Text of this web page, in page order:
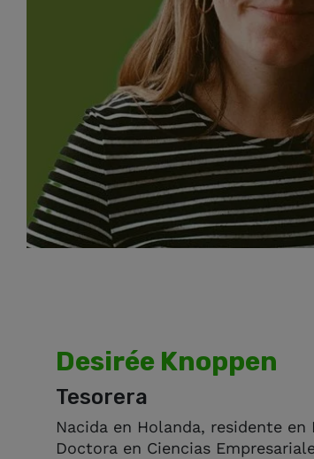
Desirée Knoppen
Tesorera
Nacida en Holanda, residente en
Doctora en Ciencias